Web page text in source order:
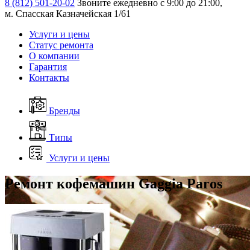
8 (812) 501-20-02 Звоните ежедневно с 9:00 до 21:00,
м. Спасская Казначейская 1/61
Услуги и цены
Статус ремонта
О компании
Гарантия
Контакты
Бренды
Типы
Услуги и цены
Ремонт кофемашин Gaggia Paros